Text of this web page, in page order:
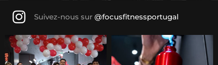
Suivez-nous sur @focusfitnessportugal